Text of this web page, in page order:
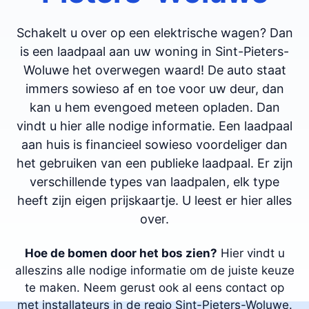
Schakelt u over op een elektrische wagen? Dan
is een laadpaal aan uw woning in Sint-Pieters-
Woluwe het overwegen waard! De auto staat
immers sowieso af en toe voor uw deur, dan
kan u hem evengoed meteen opladen. Dan
vindt u hier alle nodige informatie. Een laadpaal
aan huis is financieel sowieso voordeliger dan
het gebruiken van een publieke laadpaal. Er zijn
verschillende types van laadpalen, elk type
heeft zijn eigen prijskaartje. U leest er hier alles
over.
Hoe de bomen door het bos zien? Hier vindt u
alleszins alle nodige informatie om de juiste keuze
te maken. Neem gerust ook al eens contact op
met installateurs in de regio Sint-Pieters-Woluwe.